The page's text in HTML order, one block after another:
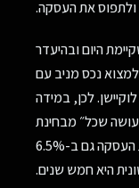
את העסקה.
היום ובהיעדר
נכס מניב עם
של 7.5% בפריים לוקיישן. לכן, במידה
שכל״ מבחינת
המחיר למ״ר ומחיר השכירות הוא ״יחטוף״ את העסקה גם ב-6.5%